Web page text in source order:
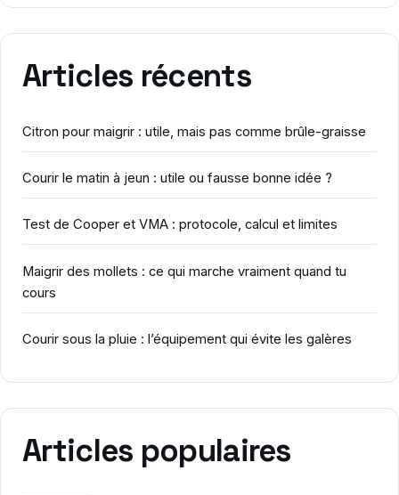
Articles récents
Citron pour maigrir : utile, mais pas comme brûle-graisse
Courir le matin à jeun : utile ou fausse bonne idée ?
Test de Cooper et VMA : protocole, calcul et limites
Maigrir des mollets : ce qui marche vraiment quand tu
cours
Courir sous la pluie : l’équipement qui évite les galères
Articles populaires